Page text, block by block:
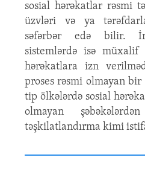
sosial hərəkatlar rəsmi
üzvləri və ya
səfərbər edə bilir.
sistemlərdə isə
hərəkatlara izn
proses rəsmi olmayan
tip ölkələrdə sosial
olmayan
təşkilatlandırma kimi